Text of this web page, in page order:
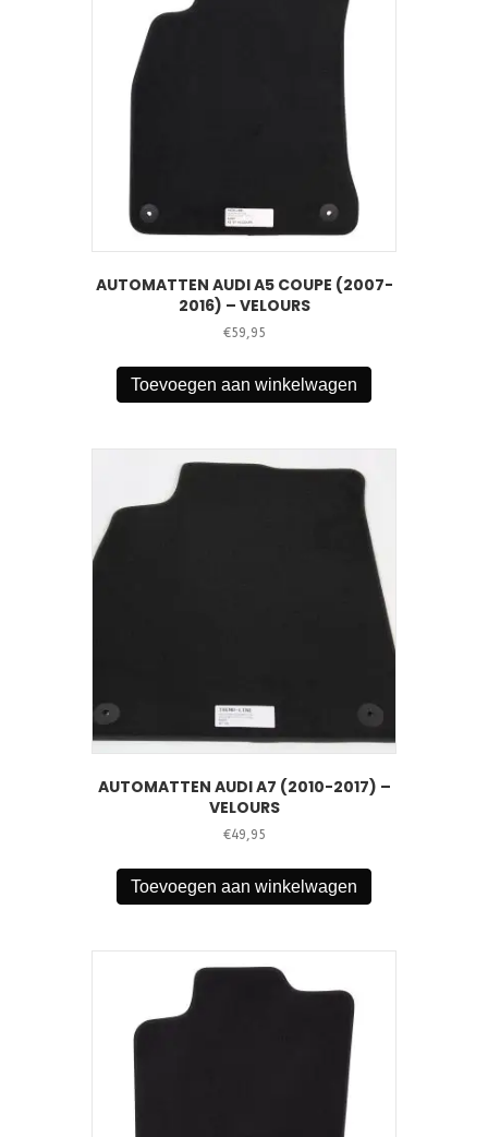
AUTOMATTEN AUDI A5 COUPE (2007-
2016) – VELOURS
€59,95
Toevoegen aan winkelwagen
AUTOMATTEN AUDI A7 (2010-2017) –
VELOURS
€49,95
Toevoegen aan winkelwagen